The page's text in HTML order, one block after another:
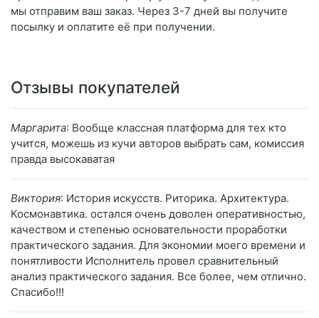
мы отправим ваш заказ. Через 3-7 дней вы получите
посылку и оплатите её при получении.
Отзывы покупателей
Маргарита: Вообще классная платформа для тех кто
учится, можешь из кучи авторов выбрать сам, комиссия
правда высокаватая
Виктория: История искусств. Риторика. Архитектура.
Космонавтика. остался очень доволен оперативностью,
качеством и степенью основательности проработки
практического задания. Для экономии моего времени и
понятливости Исполнитель провел сравнительный
анализ практического задания. Все более, чем отлично.
Спасибо!!!